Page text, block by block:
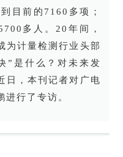
目前的7160多项；
多人。20年间，
为计量检测行业头部
”是什么？对未来发
日，本刊记者对广电
进行了专访。